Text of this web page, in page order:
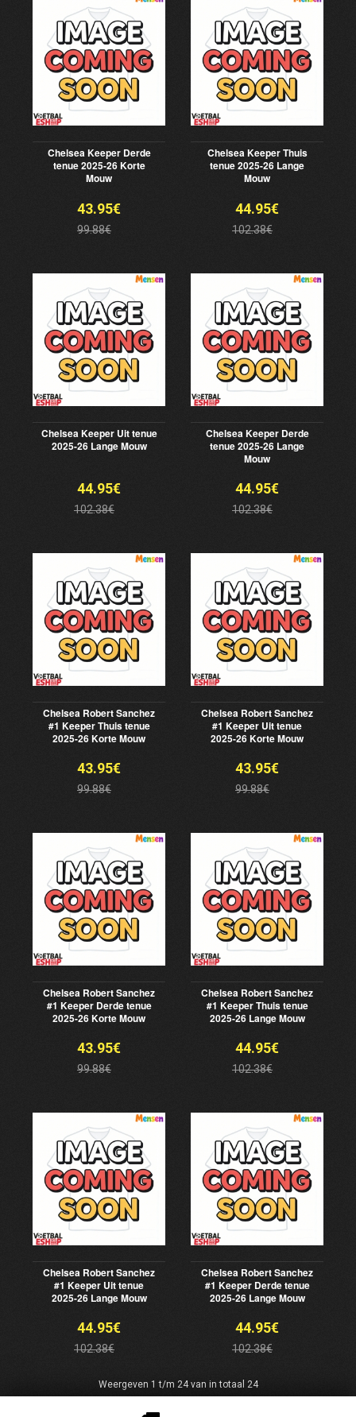
Chelsea Keeper Derde
tenue 2025-26 Korte
Mouw
43.95€
99.88€
Chelsea Keeper Thuis
tenue 2025-26 Lange
Mouw
44.95€
102.38€
Chelsea Keeper Uit tenue
2025-26 Lange Mouw
44.95€
102.38€
Chelsea Keeper Derde
tenue 2025-26 Lange
Mouw
44.95€
102.38€
Chelsea Robert Sanchez
#1 Keeper Thuis tenue
2025-26 Korte Mouw
43.95€
99.88€
Chelsea Robert Sanchez
#1 Keeper Uit tenue
2025-26 Korte Mouw
43.95€
99.88€
Chelsea Robert Sanchez
#1 Keeper Derde tenue
2025-26 Korte Mouw
43.95€
99.88€
Chelsea Robert Sanchez
#1 Keeper Thuis tenue
2025-26 Lange Mouw
44.95€
102.38€
Chelsea Robert Sanchez
#1 Keeper Uit tenue
2025-26 Lange Mouw
44.95€
102.38€
Chelsea Robert Sanchez
#1 Keeper Derde tenue
2025-26 Lange Mouw
44.95€
102.38€
Weergeven 1 t/m 24 van in totaal 24